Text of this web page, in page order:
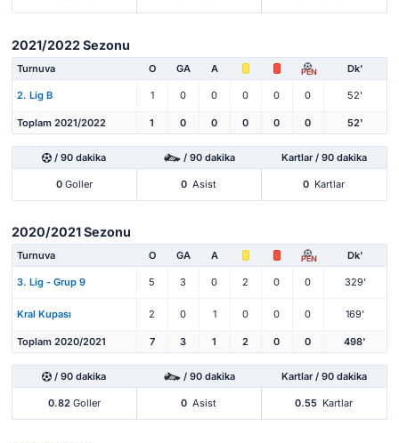
2021/2022 Sezonu
Turnuva O GA A PEN Dk'
2. Lig B 1 0 0 0 0 0 52'
Toplam 2021/2022 1 0 0 0 0 0 52'
/ 90 dakika / 90 dakika Kartlar / 90 dakika
0Goller 0 Asist 0 Kartlar
2020/2021 Sezonu
Turnuva O GA A PEN Dk'
3. Lig - Grup 9 5 3 0 2 0 0 329'
Kral Kupası 2 0 1 0 0 0 169'
Toplam 2020/2021 7 3 1 2 0 0 498'
/ 90 dakika / 90 dakika Kartlar / 90 dakika
0.82Goller 0 Asist 0.55 Kartlar